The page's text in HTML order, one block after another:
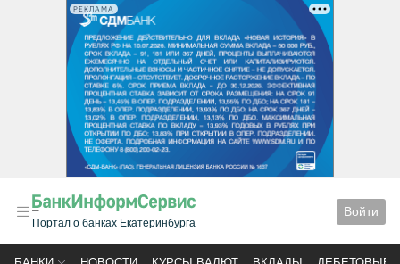
РЕКЛАМА
Портал о банках Екатеринбурга
Войти